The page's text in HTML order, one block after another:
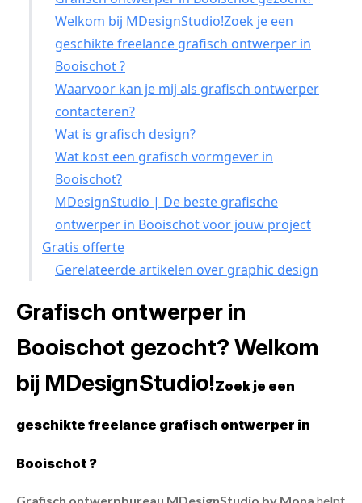
Welkom bij MDesignStudio!Zoek je een
geschikte freelance grafisch ontwerper in
Booischot ?
Waarvoor kan je mij als grafisch ontwerper
contacteren?
Wat is grafisch design?
Wat kost een grafisch vormgever in
Booischot?
MDesignStudio | De beste grafische
ontwerper in Booischot voor jouw project
Gratis offerte
Gerelateerde artikelen over graphic design
Grafisch ontwerper in
Booischot gezocht? Welkom
bij MDesignStudio!Zoek je een
geschikte freelance grafisch ontwerper in
Booischot ?
Grafisch ontwerpbureau MDesignStudio by Mona helpt